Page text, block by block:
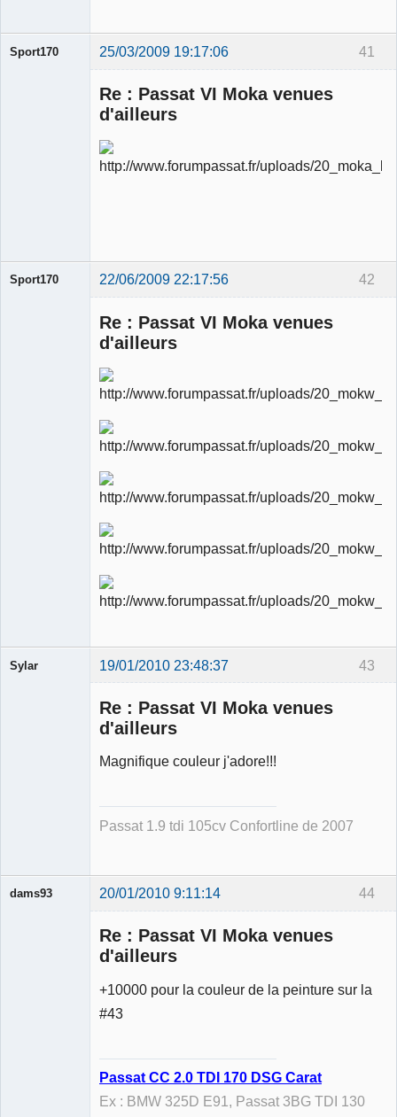
41
Sport170 25/03/2009 19:17:06
Re : Passat VI Moka venues
d'ailleurs
42
Sport170 22/06/2009 22:17:56
Re : Passat VI Moka venues
d'ailleurs
43
Sylar 19/01/2010 23:48:37
Re : Passat VI Moka venues
d'ailleurs
Magnifique couleur j'adore!!!
Passat 1.9 tdi 105cv Confortline de 2007
44
dams93 20/01/2010 9:11:14
Re : Passat VI Moka venues
d'ailleurs
+10000 pour la couleur de la peinture sur la
#43
Passat CC 2.0 TDI 170 DSG Carat
Ex : BMW 325D E91, Passat 3BG TDI 130